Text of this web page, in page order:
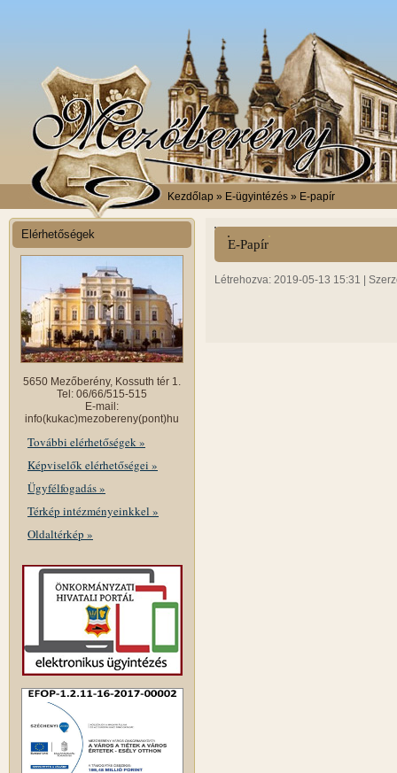
Kezdőlap » E-ügyintézés » E-papír
Elérhetőségek
5650 Mezőberény, Kossuth tér 1.
Tel: 06/66/515-515
E-mail:
info(kukac)mezobereny(pont)hu
További elérhetőségek »
Képviselők elérhetőségei »
Ügyfélfogadás »
Térkép intézményeinkkel »
Oldaltérkép »
E-Papír
Létrehozva: 2019-05-13 15:31 |